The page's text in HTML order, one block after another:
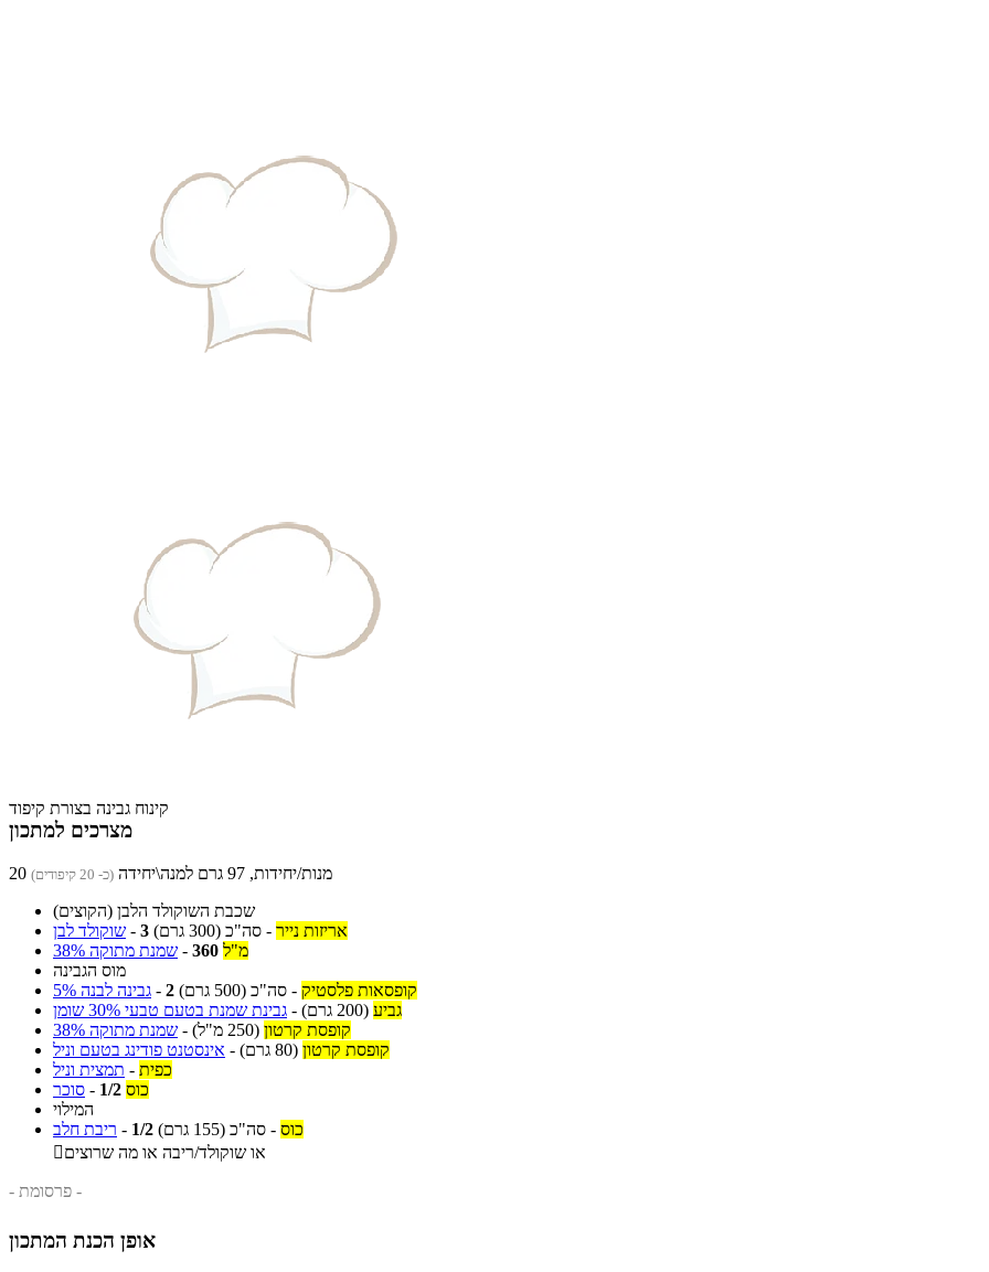
קינוח גבינה בצורת קיפוד
מצרכים למתכון
20 מנות/יחידות, 97 גרם למנה\יחידה (כ- 20 קיפודים)
שכבת השוקולד הלבן (הקוצים)
שוקולד לבן - 3 אריזות נייר - סה"כ (300 גרם)
שמנת מתוקה 38% - 360 מ"ל
מוס הגבינה
גבינה לבנה 5% - 2 קופסאות פלסטיק - סה"כ (500 גרם)
גבינת שמנת בטעם טבעי 30% שומן - גביע (200 גרם)
שמנת מתוקה 38% - קופסת קרטון (250 מ"ל)
אינסטנט פודינג בטעם וניל - קופסת קרטון (80 גרם)
תמצית וניל - כפית
סוכר - 1/2 כוס
המילוי
ריבת חלב - 1/2 כוס - סה"כ (155 גרם)
או שוקולד/ריבה או מה שרוצים
- פרסומת -
אופן הכנת המתכון